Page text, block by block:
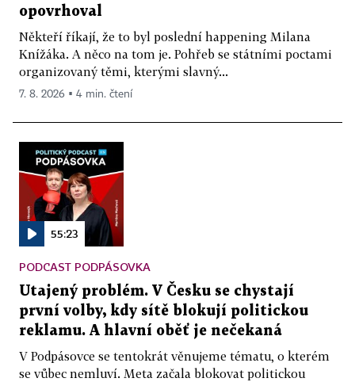
opovrhoval
Někteří říkají, že to byl poslední happening Milana
Knížáka. A něco na tom je. Pohřeb se státními poctami
organizovaný těmi, kterými slavný...
7. 8. 2026 ▪ 4 min. čtení
55:23
PODCAST PODPÁSOVKA
Utajený problém. V Česku se chystají
první volby, kdy sítě blokují politickou
reklamu. A hlavní oběť je nečekaná
V Podpásovce se tentokrát věnujeme tématu, o kterém
se vůbec nemluví. Meta začala blokovat politickou